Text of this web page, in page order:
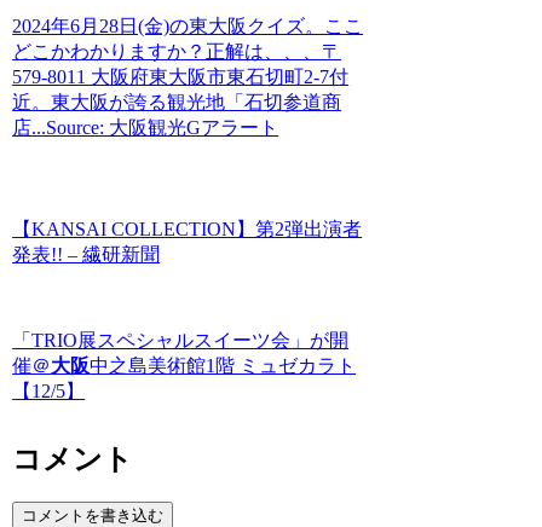
2024年6月28日(金)の東大阪クイズ。ここ
どこかわかりますか？正解は、、、〒
579-8011 大阪府東大阪市東石切町2-7付
近。東大阪が誇る観光地「石切参道商
店...Source: 大阪観光Gアラート
【KANSAI COLLECTION】第2弾出演者
発表!!︎ – 繊研新聞
「TRIO展スペシャルスイーツ会」が開
催＠大阪中之島美術館1階 ミュゼカラト
【12/5】
コメント
コメントを書き込む